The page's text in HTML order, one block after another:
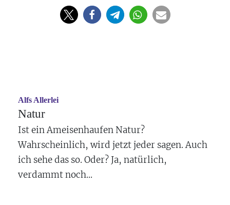
Alfs Allerlei
Natur
Ist ein Ameisenhaufen Natur?
Wahrscheinlich, wird jetzt jeder sagen. Auch
ich sehe das so. Oder? Ja, natürlich,
verdammt noch...